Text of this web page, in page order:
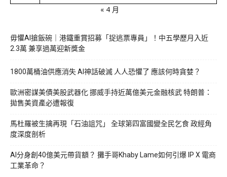
« 4 月
毋懼AI搶飯碗｜港鐵重賞招募「捉逃票專員」！中五學歷月入近
2.3萬 兼享過萬迎新獎金
1800萬桶油供應消失 AI神話破滅 人人恐懼了 應該何時貪婪？
歐洲密謀美債美股武器化 挪威手持近萬億美元金融核武 特朗普：
拋售美資產必遭報復
馬杜羅被生擒再現「石油詛咒」 全球第四富國變全民乞食 政經角
度深度剖析
AI分身創40億美元帶貨額？ 攤手哥Khaby Lame如何引爆 IP X 電商
工業革命？